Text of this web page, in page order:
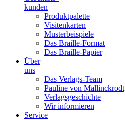
kunden
Produktpalette
Visitenkarten
Musterbeispiele
Das Braille-Format
Das Braille-Papier
Über
uns
Das Verlags-Team
Pauline von Mallinckrodt
Verlagsgeschichte
Wir informieren
Service